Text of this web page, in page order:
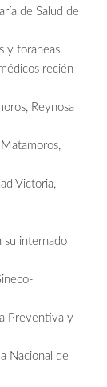
de Salud de
y foráneas.
recién
Reynosa
Victoria,
su internado
Preventiva y
Nacional de